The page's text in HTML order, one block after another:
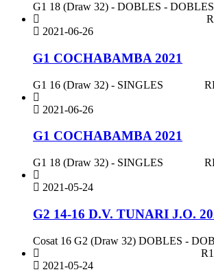
G1 18 (Draw 32) - DOBLES - DOBLES
2021-06-26
G1 COCHABAMBA 2021
G1 16 (Draw 32) - SINGLES
2021-06-26
G1 COCHABAMBA 2021
G1 18 (Draw 32) - SINGLES
2021-05-24
G2 14-16 D.V. TUNARI J.O.
Cosat 16 G2 (Draw 32) DOBLES -
2021-05-24